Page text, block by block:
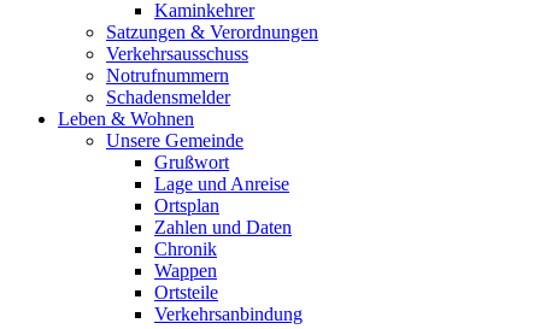
Kaminkehrer
Satzungen & Verordnungen
Verkehrsausschuss
Notrufnummern
Schadensmelder
Leben & Wohnen
Unsere Gemeinde
Grußwort
Lage und Anreise
Ortsplan
Zahlen und Daten
Chronik
Wappen
Ortsteile
Verkehrsanbindung